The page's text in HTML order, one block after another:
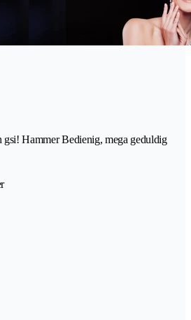
gsi! Hammer Bedienig, mega geduldig